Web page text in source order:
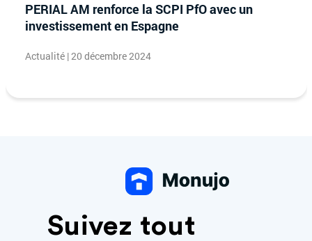
PERIAL AM renforce la SCPI PfO avec un
investissement en Espagne
Actualité | 20 décembre 2024
Suivez tout